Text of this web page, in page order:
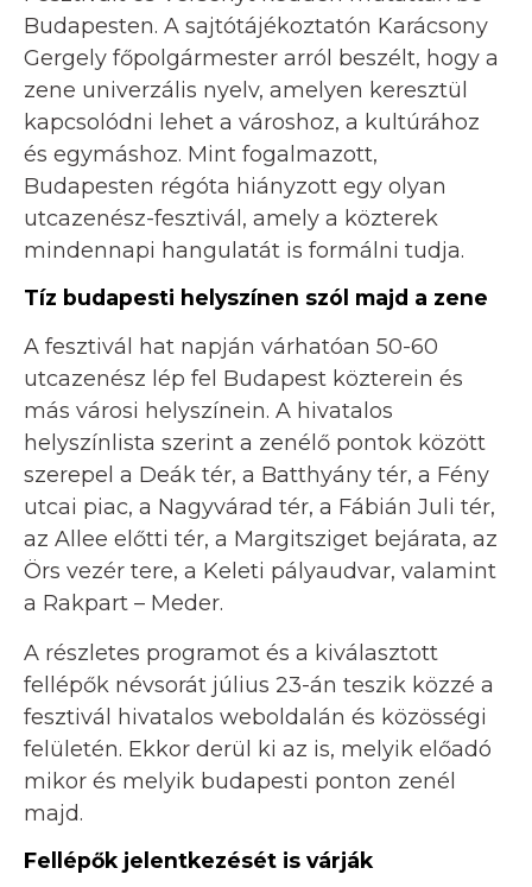
Budapesten. A sajtótájékoztatón Karácsony
Gergely főpolgármester arról beszélt, hogy a
zene univerzális nyelv, amelyen keresztül
kapcsolódni lehet a városhoz, a kultúrához
és egymáshoz. Mint fogalmazott,
Budapesten régóta hiányzott egy olyan
utcazenész-fesztivál, amely a közterek
mindennapi hangulatát is formálni tudja.
Tíz budapesti helyszínen szól majd a zene
A fesztivál hat napján várhatóan 50-60
utcazenész lép fel Budapest közterein és
más városi helyszínein. A hivatalos
helyszínlista szerint a zenélő pontok között
szerepel a Deák tér, a Batthyány tér, a Fény
utcai piac, a Nagyvárad tér, a Fábián Juli tér,
az Allee előtti tér, a Margitsziget bejárata, az
Örs vezér tere, a Keleti pályaudvar, valamint
a Rakpart – Meder.
A részletes programot és a kiválasztott
fellépők névsorát július 23-án teszik közzé a
fesztivál hivatalos weboldalán és közösségi
felületén. Ekkor derül ki az is, melyik előadó
mikor és melyik budapesti ponton zenél
majd.
Fellépők jelentkezését is várják